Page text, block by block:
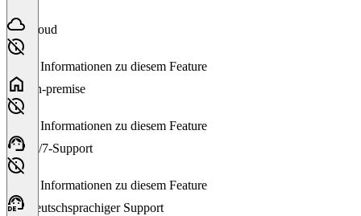
Cloud
Keine Informationen zu diesem Feature
On-premise
Keine Informationen zu diesem Feature
24/7-Support
Keine Informationen zu diesem Feature
Deutschsprachiger Support